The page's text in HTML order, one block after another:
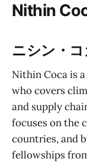
Nithin
ニシン・コ
Nithin Coca is
who covers
and supply
focuses on the
countries, and
fellowships